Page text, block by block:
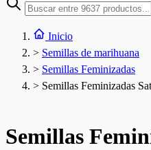
Inicio
> Semillas de marihuana
> Semillas Feminizadas
> Semillas Feminizadas
Semillas